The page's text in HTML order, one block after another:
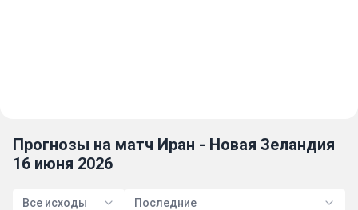
Прогнозы на матч Иран - Новая Зеландия
16 июня 2026
Все исходы Последние